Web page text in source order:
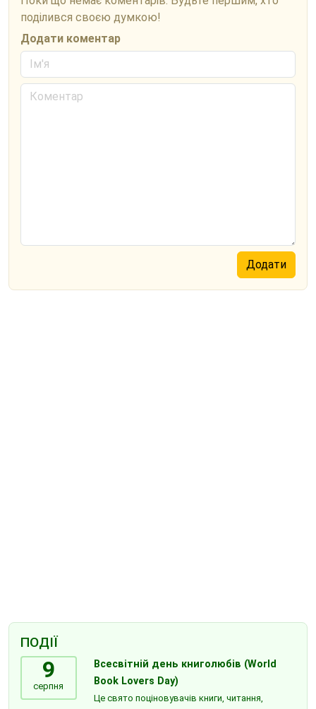
поділився своєю думкою!
Додати коментар
ПОДІЇ
9
серпня
Всесвітній день книголюбів (World
Book Lovers Day)
Це свято поціновувачів книги, читання,